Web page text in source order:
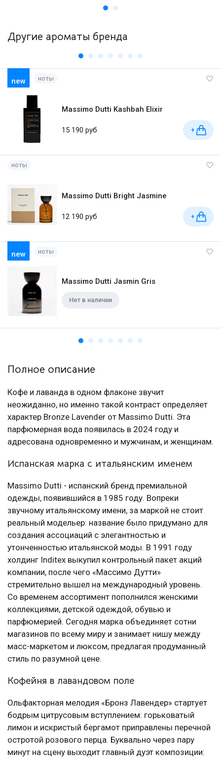
Другие ароматы бренда
new ноты
Massimo Dutti Kashbah Elixir
15 190 руб +
ноты
Massimo Dutti Bright Jasmine
12 190 руб +
new ноты
Massimo Dutti Jasmin Gris
Нет в наличии
Полное описание
Кофе и лаванда в одном флаконе звучит
неожиданно, но именно такой контраст определяет
характер Bronze Lavender от Massimo Dutti. Эта
парфюмерная вода появилась в 2024 году и
адресована одновременно и мужчинам, и женщинам.
Испанская марка с итальянским именем
Massimo Dutti - испанский бренд премиальной
одежды, появившийся в 1985 году. Вопреки
звучному итальянскому имени, за маркой не стоит
реальный модельер: название было придумано для
создания ассоциаций с элегантностью и
утонченностью итальянской моды. В 1991 году
холдинг Inditex выкупил контрольный пакет акций
компании, после чего «Массимо Дутти»
стремительно вышел на международный уровень.
Со временем ассортимент пополнился женскими
коллекциями, детской одеждой, обувью и
парфюмерией. Сегодня марка объединяет сотни
магазинов по всему миру и занимает нишу между
масс-маркетом и люксом, предлагая продуманный
стиль по разумной цене.
Кофейня в лавандовом поле
Ольфакторная мелодия «Бронз Лавендер» стартует
бодрым цитрусовым вступлением: горьковатый
лимон и искристый бергамот приправлены перечной
остротой розового перца. Буквально через пару
минут на сцену выходит главный дуэт композиции: